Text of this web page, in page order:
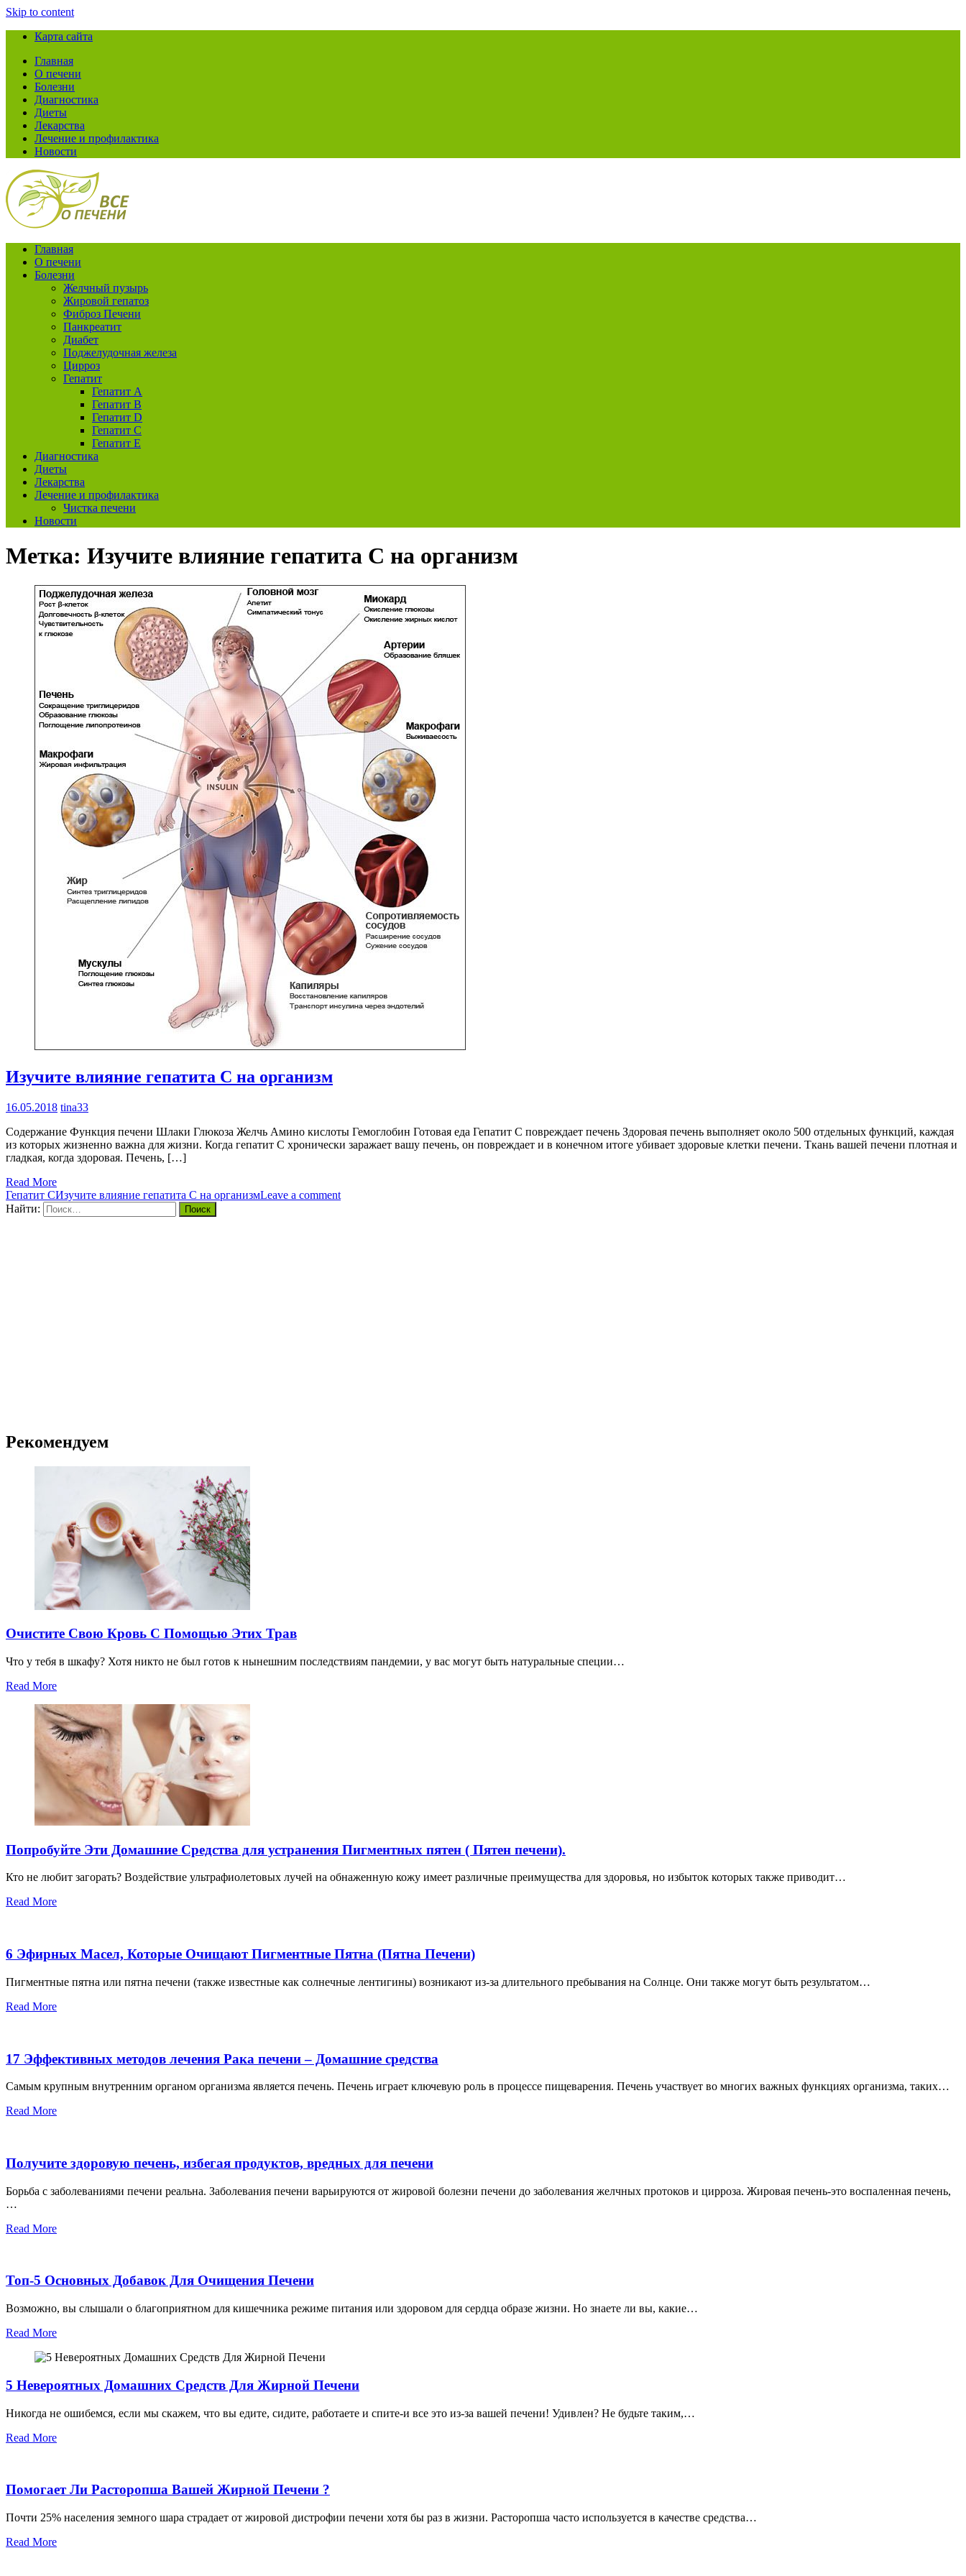
Skip to content
Карта сайта
Главная
О печени
Болезни
Диагностика
Диеты
Лекарства
Лечение и профилактика
Новости
Главная
О печени
Болезни
Желчный пузырь
Жировой гепатоз
Фиброз Печени
Панкреатит
Диабет
Поджелудочная железа
Цирроз
Гепатит
Гепатит А
Гепатит B
Гепатит D
Гепатит С
Гепатит E
Диагностика
Диеты
Лекарства
Лечение и профилактика
Чистка печени
Новости
Метка: Изучите влияние гепатита С на организм
Изучите влияние гепатита С на организм
16.05.2018 tina33
Содержание Функция печени Шлаки Глюкоза Желчь Амино кислоты Гемоглобин Готовая еда Гепатит С повреждает печень Здоровая печень выполняет около 500 отдельных функций, каждая
из которых жизненно важна для жизни. Когда гепатит C хронически заражает вашу печень, он повреждает и в конечном итоге убивает здоровые клетки печени. Ткань вашей печени плотная и
гладкая, когда здоровая. Печень, […]
Read More
Гепатит СИзучите влияние гепатита С на организмLeave a comment
Найти:
Рекомендуем
Очистите Свою Кровь С Помощью Этих Трав
Что у тебя в шкафу? Хотя никто не был готов к нынешним последствиям пандемии, у вас могут быть натуральные специи…
Read More
Попробуйте Эти Домашние Средства для устранения Пигментных пятен ( Пятен печени).
Кто не любит загорать? Воздействие ультрафиолетовых лучей на обнаженную кожу имеет различные преимущества для здоровья, но избыток которых также приводит…
Read More
6 Эфирных Масел, Которые Очищают Пигментные Пятна (Пятна Печени)
Пигментные пятна или пятна печени (также известные как солнечные лентигины) возникают из-за длительного пребывания на Солнце. Они также могут быть результатом…
Read More
17 Эффективных методов лечения Рака печени – Домашние средства
Самым крупным внутренним органом организма является печень. Печень играет ключевую роль в процессе пищеварения. Печень участвует во многих важных функциях организма, таких…
Read More
Получите здоровую печень, избегая продуктов, вредных для печени
Борьба с заболеваниями печени реальна. Заболевания печени варьируются от жировой болезни печени до заболевания желчных протоков и цирроза. Жировая печень-это воспаленная печень,
…
Read More
Топ-5 Основных Добавок Для Очищения Печени
Возможно, вы слышали о благоприятном для кишечника режиме питания или здоровом для сердца образе жизни. Но знаете ли вы, какие…
Read More
5 Невероятных Домашних Средств Для Жирной Печени
Никогда не ошибемся, если мы скажем, что вы едите, сидите, работаете и спите-и все это из-за вашей печени! Удивлен? Не будьте таким,…
Read More
Помогает Ли Расторопша Вашей Жирной Печени ?
Почти 25% населения земного шара страдает от жировой дистрофии печени хотя бы раз в жизни. Расторопша часто используется в качестве средства…
Read More